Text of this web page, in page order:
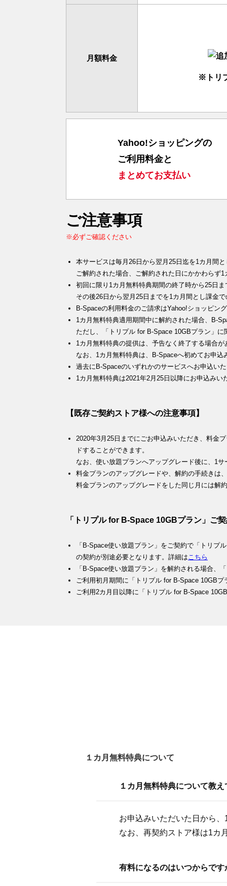
月額料金
※トリ
Yahoo!ショッピングの
ご利用料金と
まとめてお支払い
ご注意事項
※必ずご確認ください
本サービスは毎月26日から翌月25日迄を1カ月間
ご解約された場合、ご解約された日にかかわらず
初回に限り1カ月無料特典期間の終了時から25日
その後26日から翌月25日までを1カ月間とし課金
B-Spaceの利用料金のご請求はYahoo!ショッピン
1カ月無料特典適用期間中に解約された場合、B-
ただし、「トリプル for B-Space 10GBプラン」
1カ月無料特典の提供は、予告なく終了する場合
なお、1カ月無料特典は、B-Spaceへ初めてお申
過去にB-Spaceのいずれかのサービスへお申込い
1カ月無料特典は2021年2月25日以降にお申込みい
【既存ご契約ストア様への注意事項】
2020年3月25日までにごお申込みいただき、料金
ドすることができます。
なお、使い放題プランへアップグレード後に、1
料金プランのアップグレードや、解約の手続きは
料金プランのアップグレードをした同じ月には解
「トリプル for B-Space 10GBプラン」ご
「B-Space使い放題プラン」をご契約で「トリ
の契約が別途必要となります。詳細は こちら
「B-Space使い放題プラン」を解約される場合
ご利用初月期間に「トリプル for B-Space 10GB
ご利用2カ月目以降に「トリプル for B-Space
１カ月無料特典について
１カ月無料特典について教
お申込みいただいた日から
なお、再契約ストア様は1カ
有料になるのはいつからです